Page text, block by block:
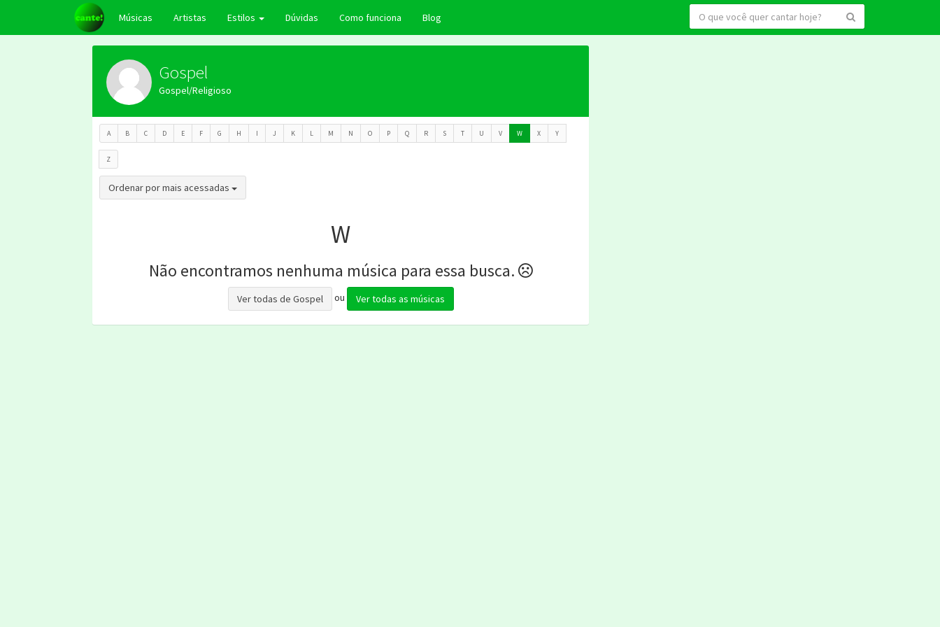
Músicas Artistas Estilos Dúvidas Como funciona Blog
Gospel
Gospel/Religioso
A B C D E F G H I J K L M N O P Q R S T U V W X Y
Z
Ordenar por mais acessadas Toggle Dropdown
W
Não encontramos nenhuma música para essa busca.
Ver todas de Gospel ou Ver todas as músicas